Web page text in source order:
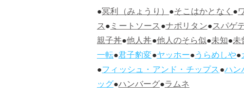
●冥利（みょうり）●そこはかとなく●
ス●ミートソース●ナポリタン●スパゲ
親子丼●他人丼●他人のそら似●未知●未
一転●君子豹変●ヤッホー●うらめしや●
●フィッシュ・アンド・チップス●ハ
ッグ●ハンバーグ●ラムネ